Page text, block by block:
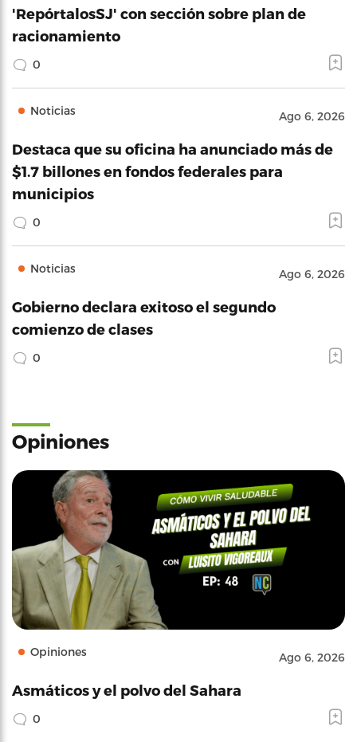
'RepórtalosSJ' con sección sobre plan de
racionamiento
0
Noticias Ago 6, 2026
Destaca que su oficina ha anunciado más de
$1.7 billones en fondos federales para
municipios
0
Noticias Ago 6, 2026
Gobierno declara exitoso el segundo
comienzo de clases
0
Opiniones
Opiniones Ago 6, 2026
Asmáticos y el polvo del Sahara
0